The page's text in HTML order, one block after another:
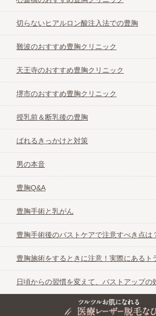
切らないヒアルロン酸注入法での豊胸
難波のおすすめ豊胸クリニック
天王寺のおすすめ豊胸クリニック
堺市のおすすめ豊胸クリニック
授乳前＆断乳後の豊胸
ばれるきっかけと対策
男の本音
豊胸Q&A
豊胸手術と乳がん
豊胸手術後のバストケアで注意すべき点は
豊胸施術をするときに注意！実際にあるト
日頃からの習慣を変えて、バストアップの
ツルツルお肌になれる医療レーザー脱